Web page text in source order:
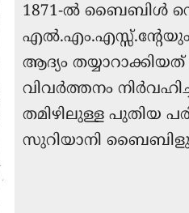
1871-ൽ ബൈബിൾ
എൽ.എം.എസ്സ്.ന്റേയും
ആദ്യം
വിവർത്തനം
തമിഴിലുള്ള പുതിയ
സുറിയാനി